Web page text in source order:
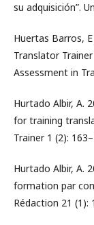
su adquisición”.
Huertas Barros,
Translator
Assessment in
Hurtado Albir, A.
for training
Trainer 1 (2):
Hurtado Albir, A.
formation par
Rédaction 21 (1):